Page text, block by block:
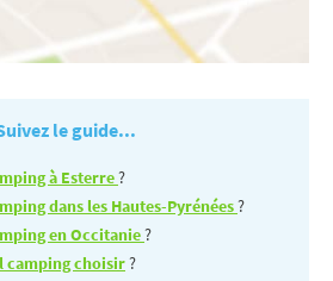
le guide...
à Esterre?
dans les Hautes-Pyrénées?
en Occitanie?
camping choisir?